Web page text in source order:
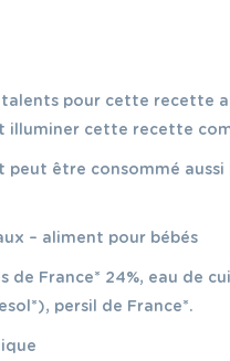
pour cette recette
illuminer cette recette
être consommé
– aliment pour bébés
France* 24%, eau de
persil de France*.